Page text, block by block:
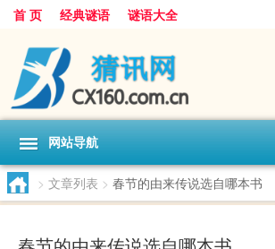
首 页 经典谜语 谜语大全
网站导航
> 文章列表 > 春节的由来传说选自哪本书